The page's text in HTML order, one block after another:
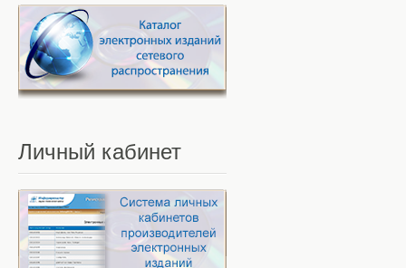
Личный кабинет